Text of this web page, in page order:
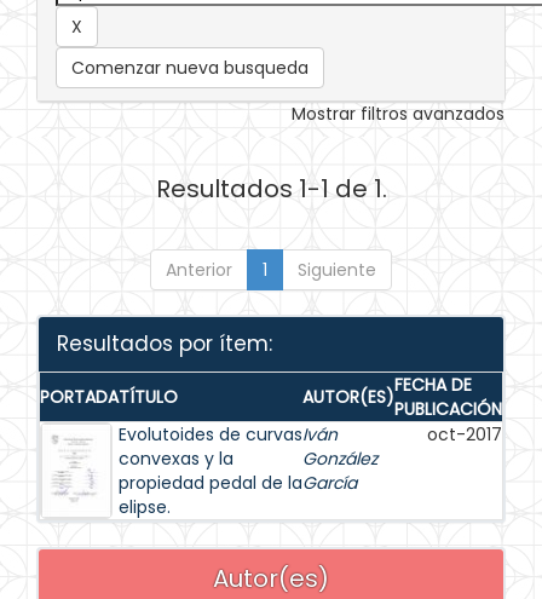
Comenzar nueva busqueda
Mostrar filtros avanzados
Resultados 1-1 de 1.
Anterior 1 Siguiente
Resultados por ítem:
PORTADATÍTULO AUTOR(ES)FECHA DE
PUBLICACIÓN
Evolutoides de curvas
convexas y la
propiedad pedal de la
elipse.
Iván
González
García
oct-2017
Autor(es)